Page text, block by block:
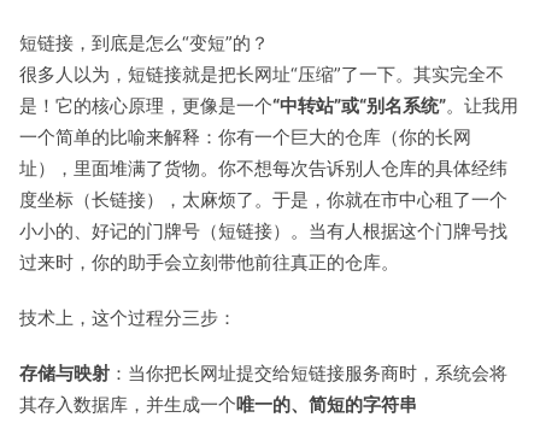
短链接，到底是怎么“变短”的？
很多人以为，短链接就是把长网址“压缩”了一下。其实完全不
是！它的核心原理，更像是一个“中转站”或“别名系统”。让我用
一个简单的比喻来解释：你有一个巨大的仓库（你的长网
址），里面堆满了货物。你不想每次告诉别人仓库的具体经纬
度坐标（长链接），太麻烦了。于是，你就在市中心租了一个
小小的、好记的门牌号（短链接）。当有人根据这个门牌号找
过来时，你的助手会立刻带他前往真正的仓库。
技术上，这个过程分三步：
存储与映射 ：当你把长网址提交给短链接服务商时，系统会将
其存入数据库，并生成一个唯一的、简短的字符串